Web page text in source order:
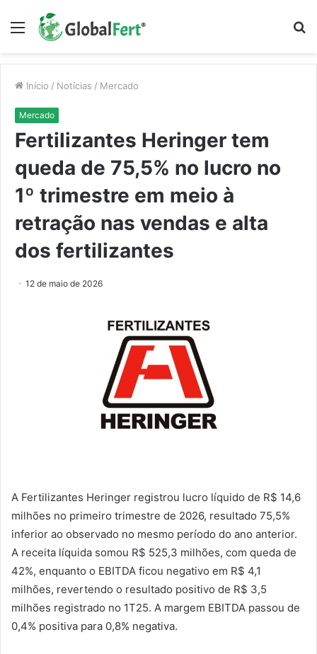
Menu
Início / Notícias / Mercado
Mercado
Fertilizantes Heringer tem
queda de 75,5% no lucro no
1º trimestre em meio à
retração nas vendas e alta
dos fertilizantes
12 de maio de 2026
A Fertilizantes Heringer registrou lucro líquido de R$ 14,6
milhões no primeiro trimestre de 2026, resultado 75,5%
inferior ao observado no mesmo período do ano anterior.
A receita líquida somou R$ 525,3 milhões, com queda de
42%, enquanto o EBITDA ficou negativo em R$ 4,1
milhões, revertendo o resultado positivo de R$ 3,5
milhões registrado no 1T25. A margem EBITDA passou de
0,4% positiva para 0,8% negativa.